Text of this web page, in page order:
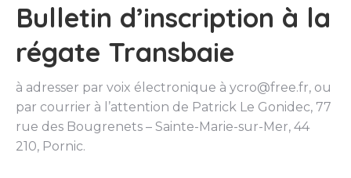
Bulletin d’inscription à la
régate Transbaie
à adresser par voix électronique à ycro@free.fr, ou
par courrier à l’attention de Patrick Le Gonidec, 77
rue des Bougrenets – Sainte-Marie-sur-Mer, 44
210, Pornic.